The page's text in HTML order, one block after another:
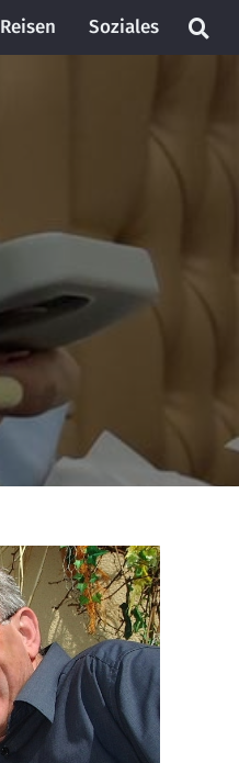
Reisen Soziales